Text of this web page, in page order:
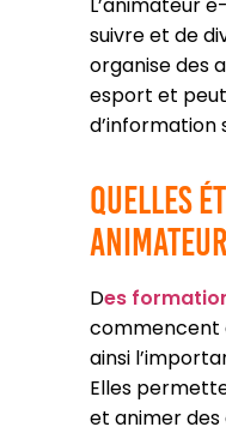
suivre et de
organise des
esport et peut
d’information
Quelles
Des
commencent
ainsi
Elles
et animer